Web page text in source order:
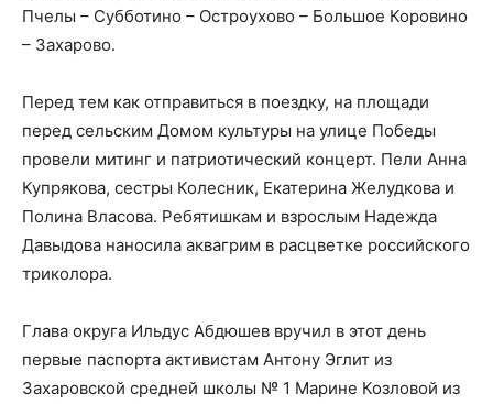
Пчелы – Субботино – Остроухово – Большое Коровино
– Захарово.
Перед тем как отправиться в поездку, на площади
перед сельским Домом культуры на улице Победы
провели митинг и патриотический концерт. Пели Анна
Купрякова, сестры Колесник, Екатерина Желудкова и
Полина Власова. Ребятишкам и взрослым Надежда
Давыдова наносила аквагрим в расцветке российского
триколора.
Глава округа Ильдус Абдюшев вручил в этот день
первые паспорта активистам Антону Эглит из
Захаровской средней школы № 1 Марине Козловой из